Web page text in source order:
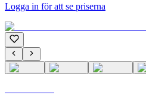
Logga in för att se priserna